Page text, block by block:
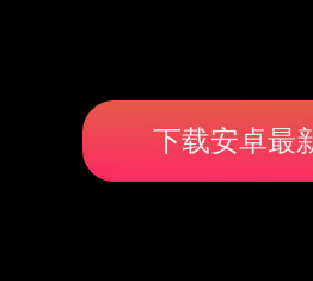
下载安卓最